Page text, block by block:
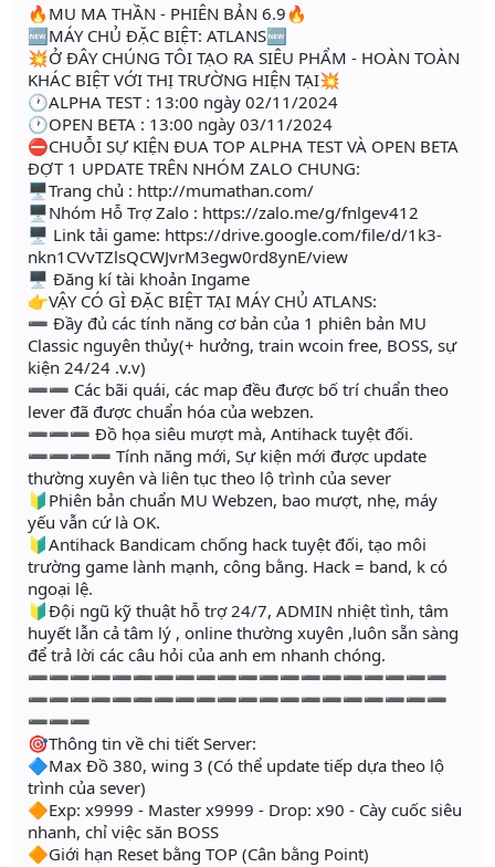
🔥MU MA THẦN - PHIÊN BẢN 6.9🔥
🆕MÁY CHỦ ĐẶC BIỆT: ATLANS🆕
💥Ở ĐÂY CHÚNG TÔI TẠO RA SIÊU PHẨM - HOÀN TOÀN
KHÁC BIỆT VỚI THỊ TRƯỜNG HIỆN TẠI💥
🕐ALPHA TEST : 13:00 ngày 02/11/2024
🕐OPEN BETA : 13:00 ngày 03/11/2024
⛔CHUỖI SỰ KIỆN ĐUA TOP ALPHA TEST VÀ OPEN BETA
ĐỢT 1 UPDATE TRÊN NHÓM ZALO CHUNG:
🖥Trang chủ : http://mumathan.com/
🖥Nhóm Hỗ Trợ Zalo : https://zalo.me/g/fnlgev412
🖥 Link tải game: https://drive.google.com/file/d/1k3-
nkn1CVvTZlsQCWJvrM3egw0rd8ynE/view
🖥 Đăng kí tài khoản Ingame
👉VẬY CÓ GÌ ĐẶC BIỆT TẠI MÁY CHỦ ATLANS:
➖ Đầy đủ các tính năng cơ bản của 1 phiên bản MU
Classic nguyên thủy(+ hưởng, train wcoin free, BOSS, sự
kiện 24/24 .v.v)
➖➖ Các bãi quái, các map đều được bố trí chuẩn theo
lever đã được chuẩn hóa của webzen.
➖➖➖ Đồ họa siêu mượt mà, Antihack tuyệt đối.
➖➖➖➖ Tính năng mới, Sự kiện mới được update
thường xuyên và liên tục theo lộ trình của sever
🔰Phiên bản chuẩn MU Webzen, bao mượt, nhẹ, máy
yếu vẫn cứ là OK.
🔰Antihack Bandicam chống hack tuyệt đối, tạo môi
trường game lành mạnh, công bằng. Hack = band, k có
ngoại lệ.
🔰Đội ngũ kỹ thuật hỗ trợ 24/7, ADMIN nhiệt tình, tâm
huyết lẫn cả tâm lý , online thường xuyên ,luôn sẵn sàng
để trả lời các câu hỏi của anh em nhanh chóng.
➖➖➖➖➖➖➖➖➖➖➖➖➖➖➖➖➖➖➖➖
➖➖➖➖➖➖➖➖➖➖➖➖➖➖➖➖➖➖➖➖
➖➖➖
🎯Thông tin về chi tiết Server:
🔷Max Đồ 380, wing 3 (Có thể update tiếp dựa theo lộ
trình của sever)
🔶Exp: x9999 - Master x9999 - Drop: x90 - Cày cuốc siêu
nhanh, chỉ việc săn BOSS
🔶Giới hạn Reset bằng TOP (Cân bằng Point)